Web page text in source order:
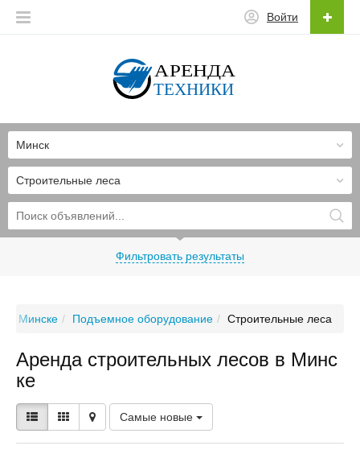
Войти
Строительные леса
Минск
Фильтровать результаты
в Минске Подъемное оборудование Строительные леса
Аренда строительных лесов в Минс
ке
Самые новые